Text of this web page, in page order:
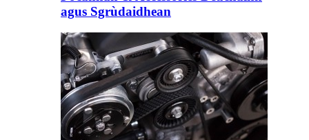
agus Sgrùdaidhean